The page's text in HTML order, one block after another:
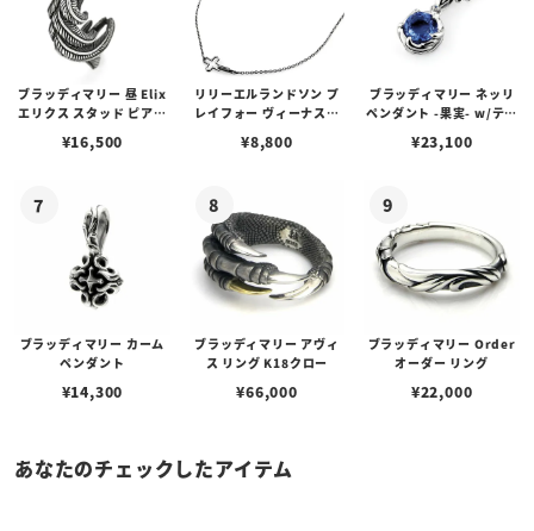
ブラッディマリー 昼 Elix
エリクス スタッド ピアス
¥16,500
リリーエルランドソン プ
レイフォー ヴィーナスチ
¥8,800
ブラッディマリー ネッリ
ペンダント -果実- w/ティ
¥23,100
ブラッディマリー カーム
ペンダント
¥14,300
ブラッディマリー アヴィ
ス リング K18クロー
¥66,000
ブラッディマリー Order
オーダー リング
¥22,000
あなたのチェックしたアイテム